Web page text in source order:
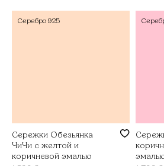
Серебро 925
Сережки Обезьянка
ЧиЧи с желтой и
коричневой эмалью